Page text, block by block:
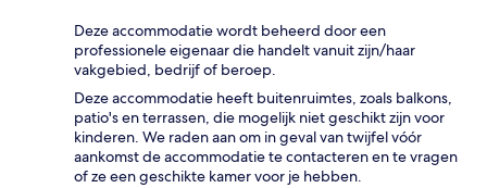
Deze accommodatie wordt beheerd door een
professionele eigenaar die handelt vanuit zijn/haar
vakgebied, bedrijf of beroep.
Deze accommodatie heeft buitenruimtes, zoals balkons,
patio's en terrassen, die mogelijk niet geschikt zijn voor
kinderen. We raden aan om in geval van twijfel vóór
aankomst de accommodatie te contacteren en te vragen
of ze een geschikte kamer voor je hebben.